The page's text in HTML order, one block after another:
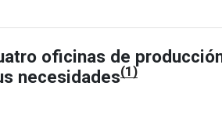
oficinas de
necesidades(1)